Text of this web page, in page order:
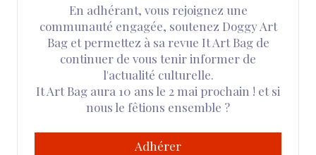
En adhérant, vous rejoignez une
communauté engagée, soutenez Doggy Art
Bag et permettez à sa revue It Art Bag de
continuer de vous tenir informer de
l'actualité culturelle.
It Art Bag aura 10 ans le 2 mai prochain ! et si
nous le fêtions ensemble ?
Adhérer